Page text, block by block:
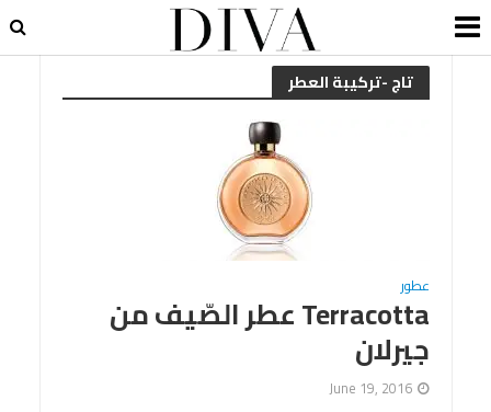
تاج -تركيبة العطر
عطور
Terracotta عطر الصّيف من
جيرلان
June 19, 2016